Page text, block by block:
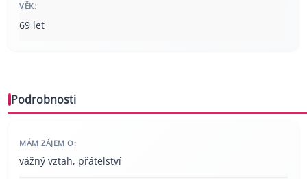
VĚK:
69 let
Podrobnosti
MÁM ZÁJEM O:
vážný vztah, přátelství